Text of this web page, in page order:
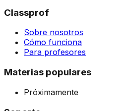
Classprof
Sobre nosotros
Cómo funciona
Para profesores
Materias populares
Próximamente